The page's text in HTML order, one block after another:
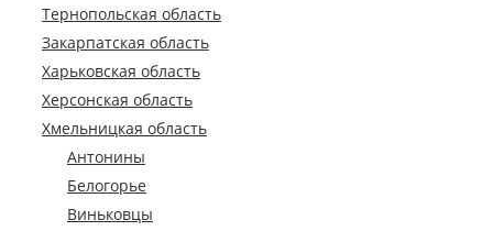
Тернопольская область
Закарпатская область
Харьковская область
Херсонская область
Хмельницкая область
Антонины
Белогорье
Виньковцы